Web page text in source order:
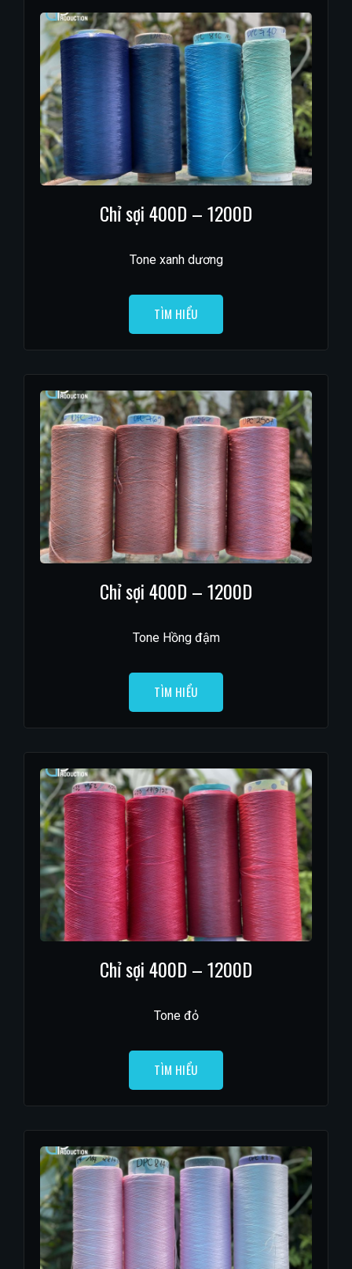
Chỉ sợi 400D – 1200D
Tone xanh dương
TÌM HIỂU
Chỉ sợi 400D – 1200D
Tone Hồng đậm
TÌM HIỂU
Chỉ sợi 400D – 1200D
Tone đỏ
TÌM HIỂU